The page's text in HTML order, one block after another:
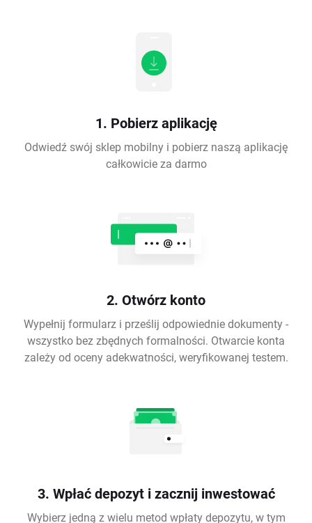
1. Pobierz aplikację
Odwiedź swój sklep mobilny i pobierz naszą aplikację
całkowicie za darmo
2. Otwórz konto
Wypełnij formularz i prześlij odpowiednie dokumenty -
wszystko bez zbędnych formalności. Otwarcie konta
zależy od oceny adekwatności, weryfikowanej testem.
3. Wpłać depozyt i zacznij inwestować
Wybierz jedną z wielu metod wpłaty depozytu, w tym